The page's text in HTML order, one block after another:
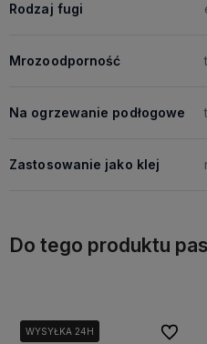
Rodzaj fugi
Mrozoodporność
Na ogrzewanie podłogowe
Zastosowanie jako klej
Do tego produktu
WYSYŁKA 24H
WYSYŁKA 24H Do